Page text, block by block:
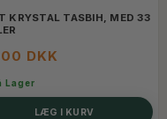
KRYSTAL TASBIH, MED 33
DKK
Lager
LÆG I KURV